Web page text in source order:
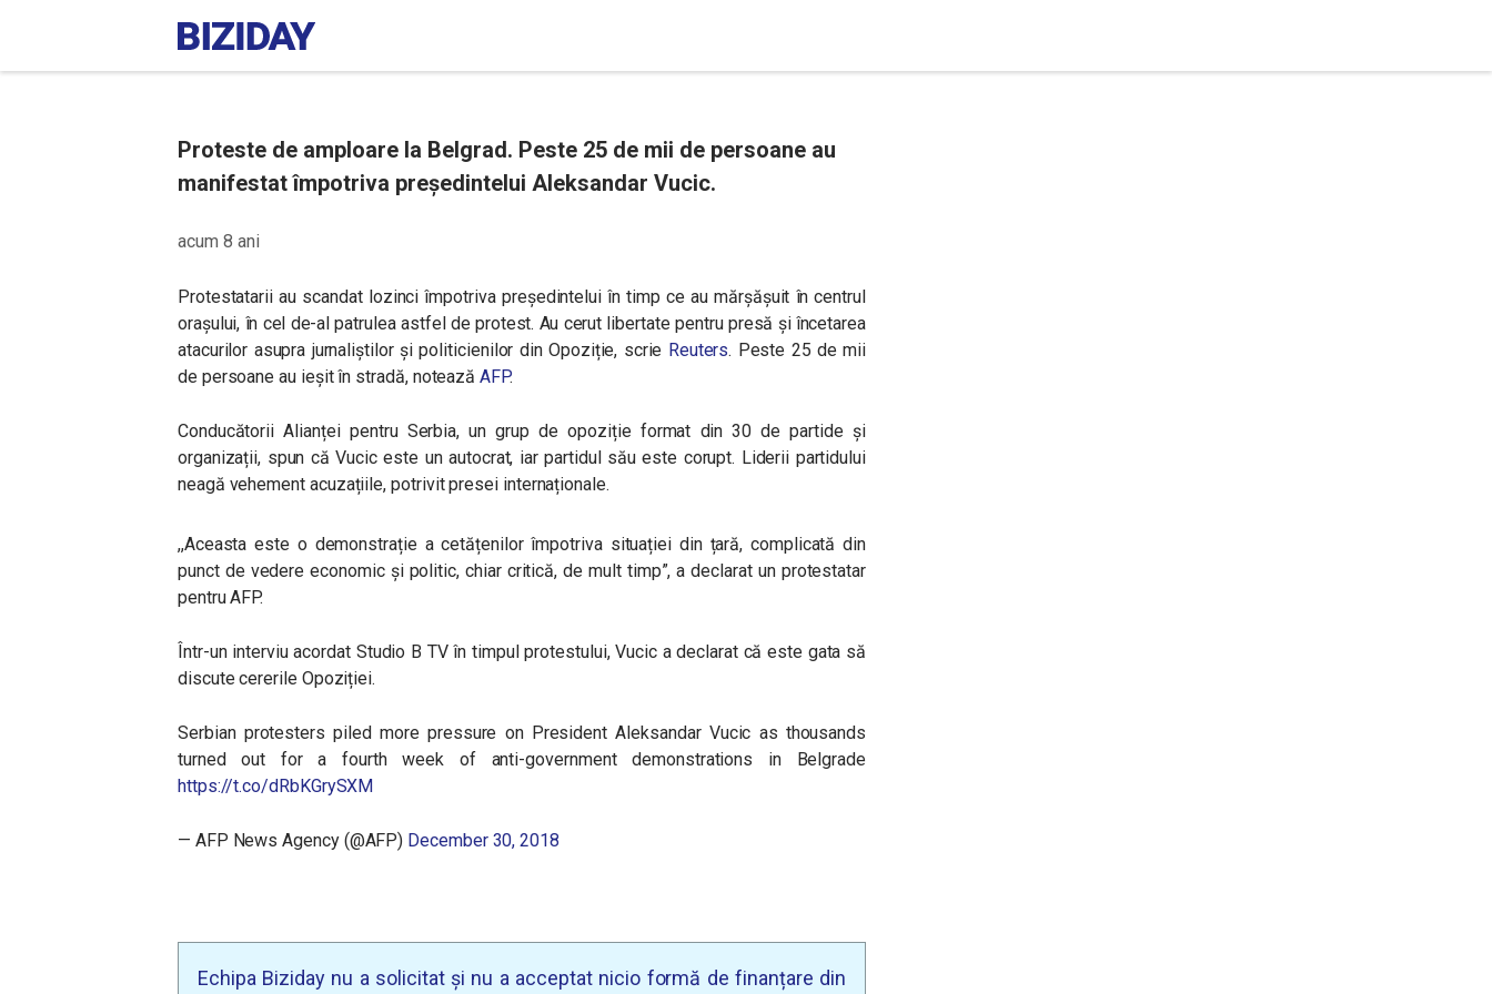
Proteste de amploare la Belgrad. Peste 25 de mii de persoane au
manifestat împotriva președintelui Aleksandar Vucic.
acum 8 ani
Protestatarii au scandat lozinci împotriva președintelui în timp ce au mărșășuit în centrul
orașului, în cel de-al patrulea astfel de protest. Au cerut libertate pentru presă și încetarea
atacurilor asupra jurnaliștilor și politicienilor din Opoziție, scrie Reuters. Peste 25 de mii
de persoane au ieșit în stradă, noteazăAFP.
Conducătorii Alianței pentru Serbia, un grup de opoziție format din 30 de partide și
organizații, spun că Vucic este un autocrat, iar partidul său este corupt. Liderii partidului
neagă vehement acuzațiile, potrivit presei internaționale.
,,Aceasta este o demonstrație a cetățenilor împotriva situației din țară, complicată din
punct de vedere economic și politic, chiar critică, de mult timp”, a declarat un protestatar
pentru AFP.
Într-un interviu acordat Studio B TV în timpul protestului, Vucic a declarat că este gata să
discute cererile Opoziției.
Serbian protesters piled more pressure on President Aleksandar Vucic as thousands
turned out for a fourth week of anti-government demonstrations in Belgrade
https://t.co/dRbKGrySXM
— AFP News Agency (@AFP) December 30, 2018
Echipa Biziday nu a solicitat și nu a acceptat nicio formă de finanțare din